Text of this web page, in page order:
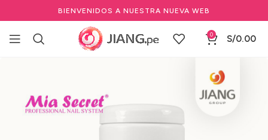
BIENVENIDOS A NUESTRA NUEVA WEB
0 S/0.00